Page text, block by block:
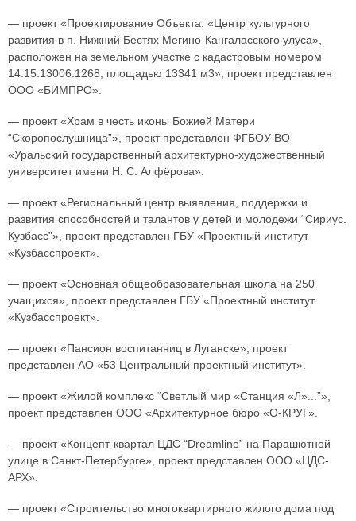
— проект «Проектирование Объекта: «Центр культурного
развития в п. Нижний Бестях Мегино-Кангаласского улуса»,
расположен на земельном участке с кадастровым номером
14:15:13006:1268, площадью 13341 м3», проект представлен
ООО «БИМПРО».
— проект «Храм в честь иконы Божией Матери
“Скоропослушница”», проект представлен ФГБОУ ВО
«Уральский государственный архитектурно-художественный
университет имени Н. С. Алфёрова».
— проект «Региональный центр выявления, поддержки и
развития способностей и талантов у детей и молодежи “Сириус.
Кузбасс”», проект представлен ГБУ «Проектный институт
«Кузбасспроект».
— проект «Основная общеобразовательная школа на 250
учащихся», проект представлен ГБУ «Проектный институт
«Кузбасспроект».
— проект «Пансион воспитанниц в Луганске», проект
представлен АО «53 Центральный проектный институт».
— проект «Жилой комплекс “Светлый мир «Станция «Л»...”»,
проект представлен ООО «Архитектурное бюро «О-КРУГ».
— проект «Концепт-квартал ЦДС “Dreamline” на Парашютной
улице в Санкт-Петербурге», проект представлен ООО «ЦДС-
АРХ».
— проект «Строительство многоквартирного жилого дома под